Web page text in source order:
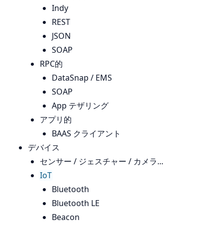
Indy
REST
JSON
SOAP
RPC的
DataSnap / EMS
SOAP
App テザリング
アプリ的
BAAS クライアント
デバイス
センサー / ジェスチャー / カメラ...
IoT
Bluetooth
Bluetooth LE
Beacon